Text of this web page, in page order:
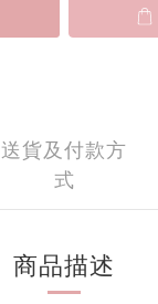
送貨及付款方
式
商品描述